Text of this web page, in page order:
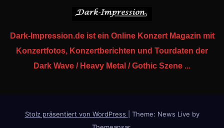
Dark-Impression.de ist ein Online Konzert Magazin mit
Konzertfotos, Konzertberichten und Tourdaten der
Dark Wave / Heavy Metal / Gothic Szene ...
Stolz präsentiert von WordPress
Theme: News Live by